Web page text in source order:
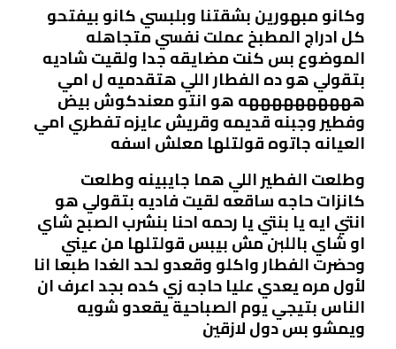
وكانو مبهورين بشقتنا وبلبسي كانو بيفتحو
كل ادراج المطبخ عملت نفسي متجاهله
الموضوع بس كنت مضايقه جدا ولقيت شاديه
بتقولي هو ده الفطار اللي هتقدميه ل امي
ههههههههههه هو انتو معندكوش بيض
وفطير وجبنه قديمه وقريش عايزه تفطري امي
العيانه جاتوه قولتلها معلش اسفه
وطلعت الفطير اللي هما جايبينه وطلعت
كانزات حاجه ساقعه لقيت فاديه بتقولي هو
انتي ايه يا بنتي يا رحمه احنا بنشرب الصبح شاي
او شاي باللبن مش بيبس قولتلها من عيني
وحضرت الفطار واكلو وقعدو لحد الغدا طبعا انا
لأول مره يعدي عليا حاجه زي كده بجد اعرف ان
الناس بتيجي يوم الصباحية يقعدو شويه
ويمشو بس دول لازقين